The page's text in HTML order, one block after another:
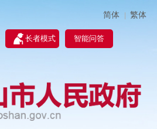
简体 | 繁体
长者模式 智能问答